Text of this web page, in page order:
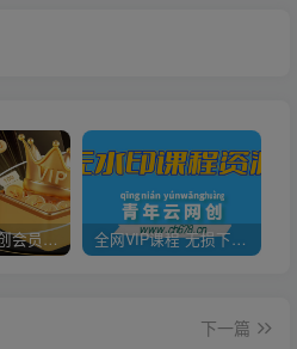
加入青年云网创会员，全站资源免费学习。加入高级合伙人，推广日入1000+ 全网VIP课程 无损下载~
下一篇